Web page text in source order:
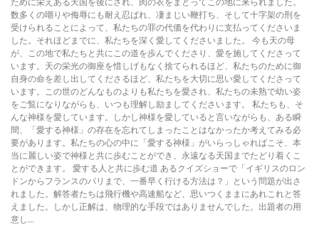
数多くの嘲りや侮辱にも耐え忍ばれ、凄まじい鞭打ち、そして十字架の刑を
受けられることによって、私たちの罪の代価を代わりに支払ってくださいま
した。それほどまでに、私たちを深く愛してくださいました。 今も天の母
が、この地で私たちと共にこの道を歩んでくださり、愛を施してくださって
います。天の栄光の御座を惜しげもなく捨てられるほど、私たちのために御
自身の命を差し出してくださるほど、私たちを大切に思い愛してくださって
います。この世のどんなものよりも私たちを愛され、私たちの未熟で幼い姿
をご覧になりながらも、いつも理解し励ましてくださいます。 私たちも、そ
んな神様を愛しています。しかし神様を愛していると言いながらも、ある瞬
間、「愛する神様」の存在を忘れてしまったことはなかったか考えてみる必
要があります。私たちの心の中に「愛する神様」がいらっしゃればこそ、本
当に麗しい姿で神様と共に歩むことができ、永遠なる天国までたどり着くこ
とができます。 愛する人と共に歩む道 あるクイズショーで「イギリスのロン
ドンからフランスのパリまで、一番早く行ける方法は？」という問題が出さ
れました。解答者たちは飛行機や高速船など、思いつくままにあれこれと答
えました。しかし正解は、物理的な手段ではありませんでした。出題者の用
意し...